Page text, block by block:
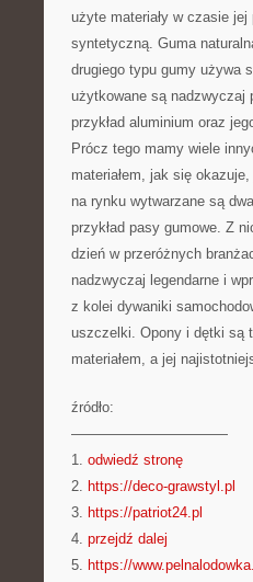
użyte materiały w czasie
syntetyczną. Guma
drugiego typu gumy używa
użytkowane są nadzwyczaj
przykład aluminium oraz
Prócz tego mamy wiele
materiałem, jak się
na rynku wytwarzane są
przykład pasy gumowe. Z
dzień w przeróżnych
nadzwyczaj legendarne i
z kolei dywaniki
uszczelki. Opony i dętki są
materiałem, a jej
źródło:
———————————
1. odwiedź stronę
2. https://deco-grawstyl.pl
3. https://patriot24.pl
4. przejdź dalej
5. https://